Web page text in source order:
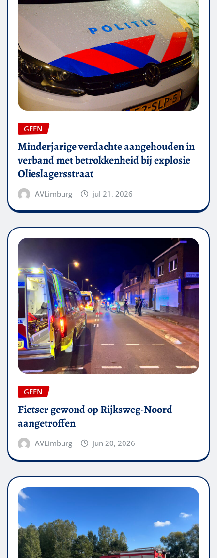
GEEN
Minderjarige verdachte aangehouden in
verband met betrokkenheid bij explosie
Olieslagersstraat
AVLimburg jul 21, 2026
GEEN
Fietser gewond op Rijksweg-Noord
aangetroffen
AVLimburg jun 20, 2026